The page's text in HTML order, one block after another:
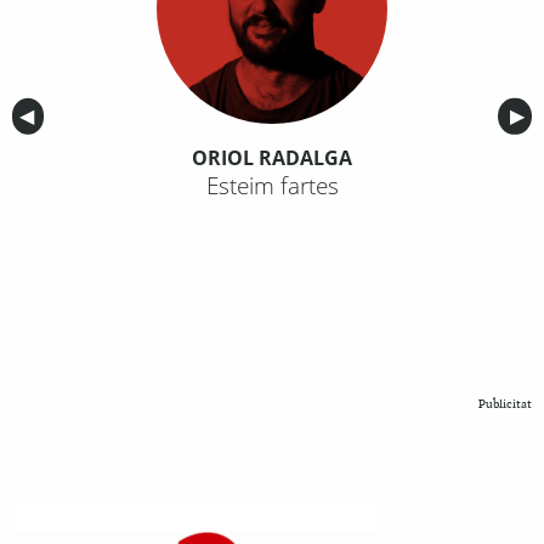
Anterior
◀︎ ▶︎
ORIOL RADALGA
Esteim fartes
Publicitat